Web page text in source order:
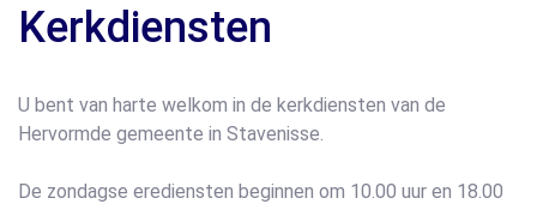
Kerkdiensten
U bent van harte welkom in de kerkdiensten van de
Hervormde gemeente in Stavenisse.
De zondagse erediensten beginnen om 10.00 uur en 18.00